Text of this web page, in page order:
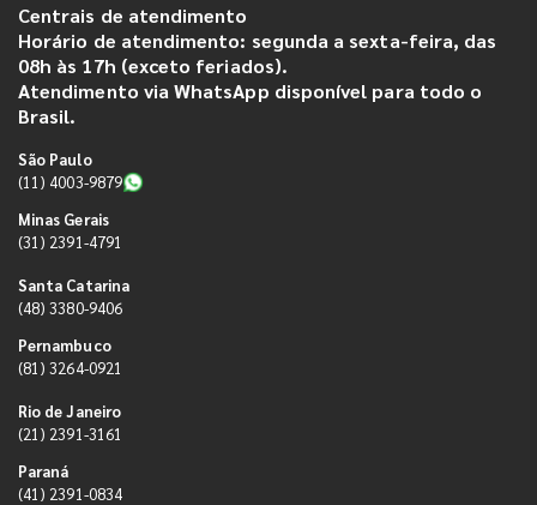
Centrais de atendimento
Horário de atendimento: segunda a sexta-feira, das
08h às 17h (exceto feriados).
Atendimento via WhatsApp disponível para todo o
Brasil.
São Paulo
(11) 4003-9879
Minas Gerais
(31) 2391-4791
Santa Catarina
(48) 3380-9406
Pernambuco
(81) 3264-0921
Rio de Janeiro
(21) 2391-3161
Paraná
(41) 2391-0834